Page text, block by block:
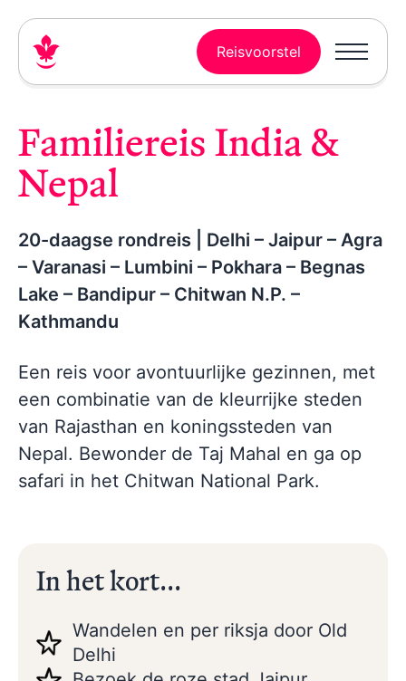
Reisvoorstel
Familiereis India &
Nepal
20-daagse rondreis | Delhi – Jaipur – Agra
– Varanasi – Lumbini – Pokhara – Begnas
Lake – Bandipur – Chitwan N.P. –
Kathmandu
Een reis voor avontuurlijke gezinnen, met
een combinatie van de kleurrijke steden
van Rajasthan en koningssteden van
Nepal. Bewonder de Taj Mahal en ga op
safari in het Chitwan National Park.
In het kort...
Wandelen en per riksja door Old
Delhi